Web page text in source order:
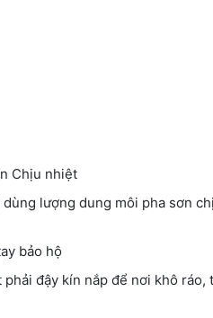
Chịu nhiệt
lượng dung môi pha sơn
bảo hộ
đậy kín nắp để nơi khô